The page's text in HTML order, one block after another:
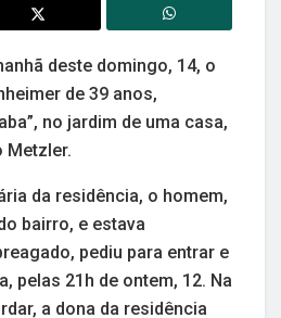
deste domingo, 14, o
de 39 anos,
no jardim de uma casa,
Metzler.
da residência, o homem,
bairro, e estava
pediu para entrar e
pelas 21h de ontem, 12. Na
a dona da residência